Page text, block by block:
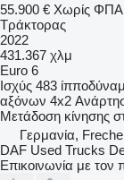
55.900 € Χωρίς ΦΠΑ
Τράκτορας
2022
431.367 χλμ
Euro 6
Ισχύς 483
αξόνων 4x2
Μετάδοση κίνησης
Γερμανία,
DAF Used Trucks
Επικοινωνία με τον